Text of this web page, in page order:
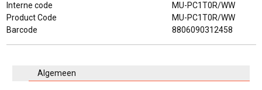
Interne code
MU-PC1T0R/WW
Product Code
MU-PC1T0R/WW
Barcode
8806090312458
Algemeen